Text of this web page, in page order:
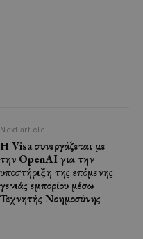
Next article
Η Visa συνεργάζεται με
την OpenAI για την
υποστήριξη της επόμενης
γενιάς εμπορίου μέσω
Τεχνητής Νοημοσύνης